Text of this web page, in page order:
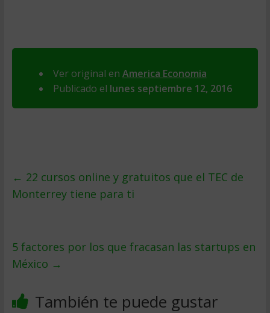
Ver original en America Economia
Publicado el lunes septiembre 12, 2016
← 22 cursos online y gratuitos que el TEC de
Monterrey tiene para ti
5 factores por los que fracasan las startups en
México →
También te puede gustar